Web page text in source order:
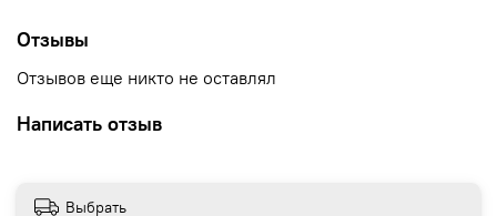
Отзывы
Отзывов еще никто не оставлял
Написать отзыв
Выбрать